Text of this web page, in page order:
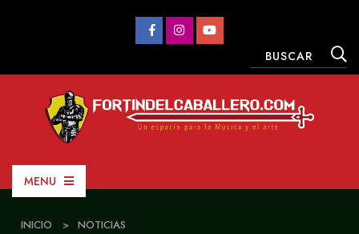
MENU
INICIO > NOTICIAS